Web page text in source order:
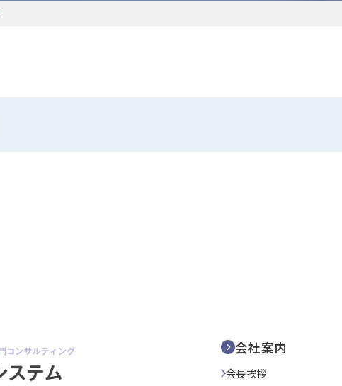
会社案内
会長挨拶